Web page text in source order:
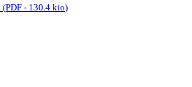
(PDF - 130.4 kio)